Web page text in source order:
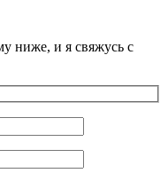
ниже, и я свяжусь с